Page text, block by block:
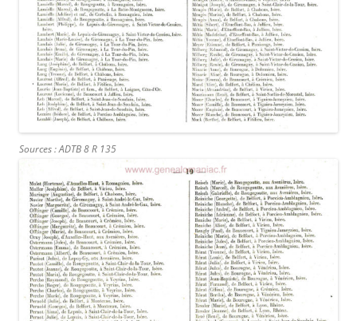
Sources : ADTB 8 R 135